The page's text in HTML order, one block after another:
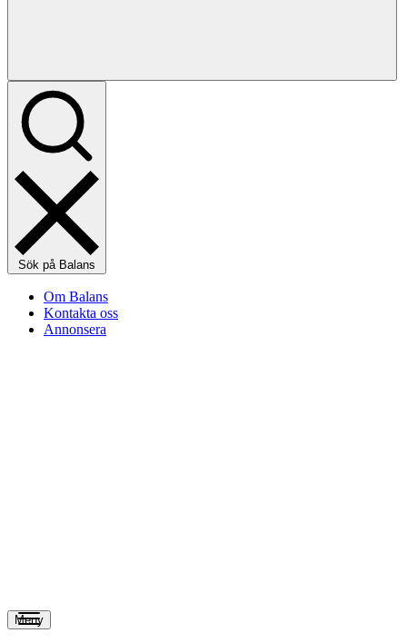
Sök på Balans
Om Balans
Kontakta oss
Annonsera
Meny